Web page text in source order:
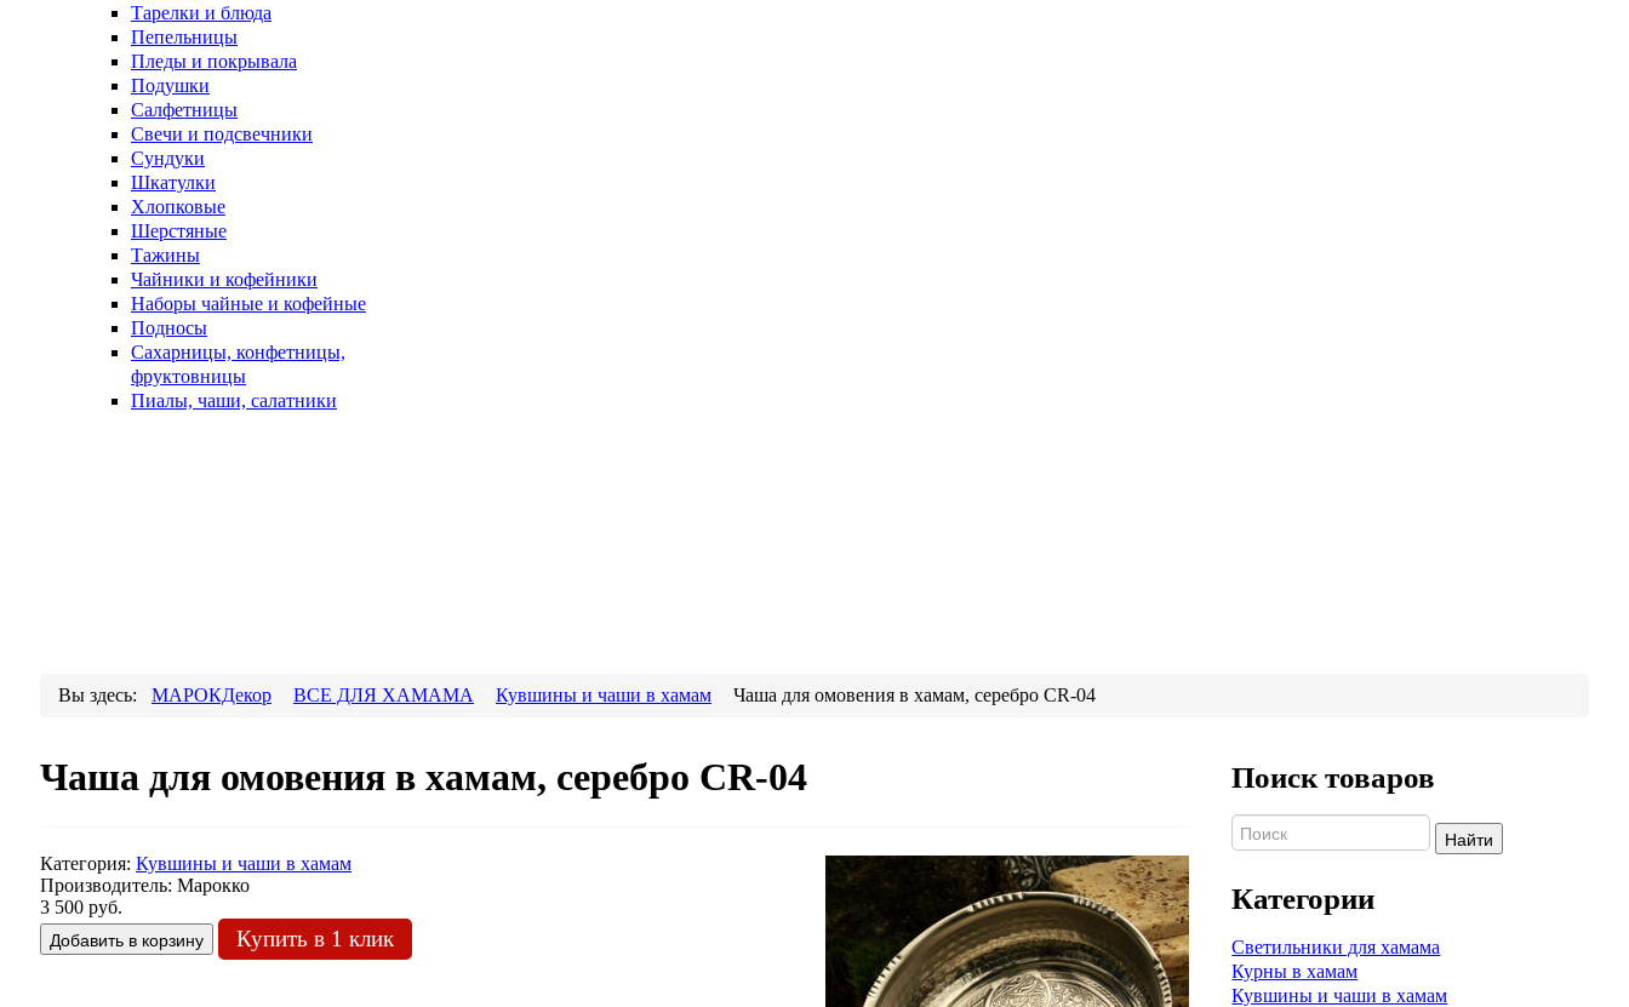
Тарелки и блюда
Пепельницы
Пледы и покрывала
Подушки
Салфетницы
Свечи и подсвечники
Сундуки
Шкатулки
Хлопковые
Шерстяные
Тажины
Чайники и кофейники
Наборы чайные и кофейные
Подносы
Сахарницы, конфетницы,
фруктовницы
Пиалы, чаши, салатники
Вы здесь: МАРОКДекор ВСЕ ДЛЯ ХАМАМА Кувшины и чаши в хамам Чаша для омовения в хамам, серебро CR-04
Чаша для омовения в хамам, серебро CR-04
Категория: Кувшины и чаши в хамам
Производитель: Марокко
3 500 руб.
Купить в 1 клик
Поиск товаров
Найти
Категории
Светильники для хамама
Курны в хамам
Кувшины и чаши в хамам